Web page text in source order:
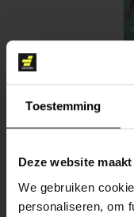
Toestemming
Deze website
We gebruiken
personaliseren, om